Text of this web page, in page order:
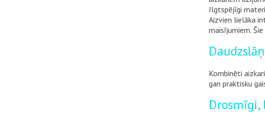
Ilgtspējīgi
Aizvien lielāka
maisījumiem.
Kombinēti
gan praktisku